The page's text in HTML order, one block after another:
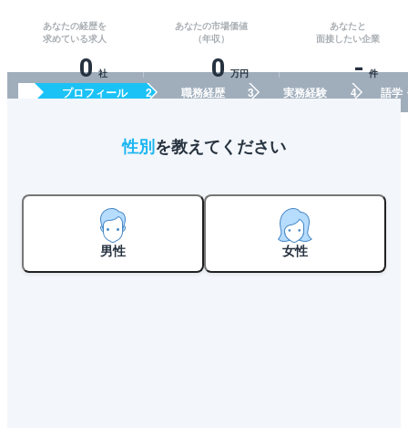
あなたの経歴を
求めている求人
0 社
あなたの市場価値
（年収）
0 万円
あなたと
面接したい企業
- 件
プロフィール 職務経歴 実務経験 語学
性別を教えてください
男性 女性